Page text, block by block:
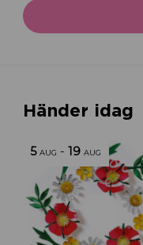
Händer idag
5 AUG -19 AUG